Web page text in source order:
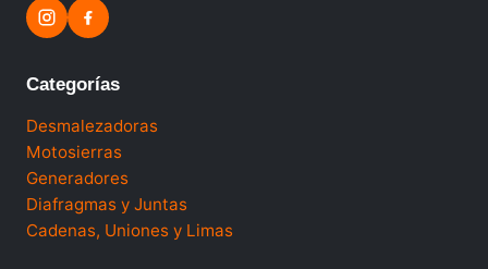
Categorías
Desmalezadoras
Motosierras
Generadores
Diafragmas y Juntas
Cadenas, Uniones y Limas